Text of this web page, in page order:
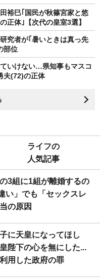
裕巳｢国民が秋篠宮家と悠
正体｣【次代の皇室3選】
究者が｢暑いときは真っ先
部位
いけない…県知事もマスコ
夫(72)の正体
ライフの
人気記事
3組に1組が離婚するの
い」でも「セックスレ
の原因
に天皇になってほし
陛下の心を無にした...
用した政府の罪